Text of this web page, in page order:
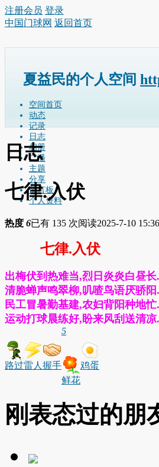
注册会员 登录
中国门球网 返回首页
夏益民的个人空间
空间首页
动态
记录
日志
相册
广播
主题
分享
留言板
个人资料
日志
七律.入伏
热度 6已有 135 次阅读2025-7-10 15:36
七律.入伏
出梅伏到热难当,烈日炎炎白昼长.
清脆蝉声鸣翠柳,叽喳鸟语厌骄阳.
民工冒暑勤基建,农妇背阳种地忙.
运动打球晨练好,盼来风刮送清凉.
路过雷人 握手
5
鲜花
鸡蛋
刚表态过的朋